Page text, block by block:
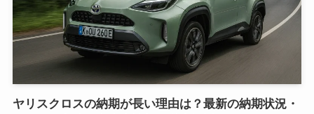
ヤリスクロスの納期が長い理由は？最新の納期状況・